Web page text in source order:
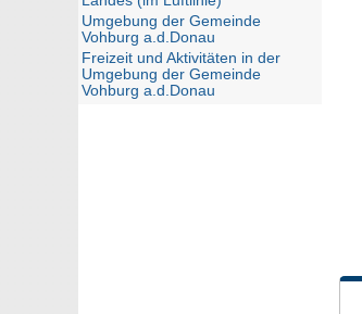
Umgebung der Gemeinde
Vohburg a.d.Donau
Freizeit und Aktivitäten in der
Umgebung der Gemeinde
Vohburg a.d.Donau